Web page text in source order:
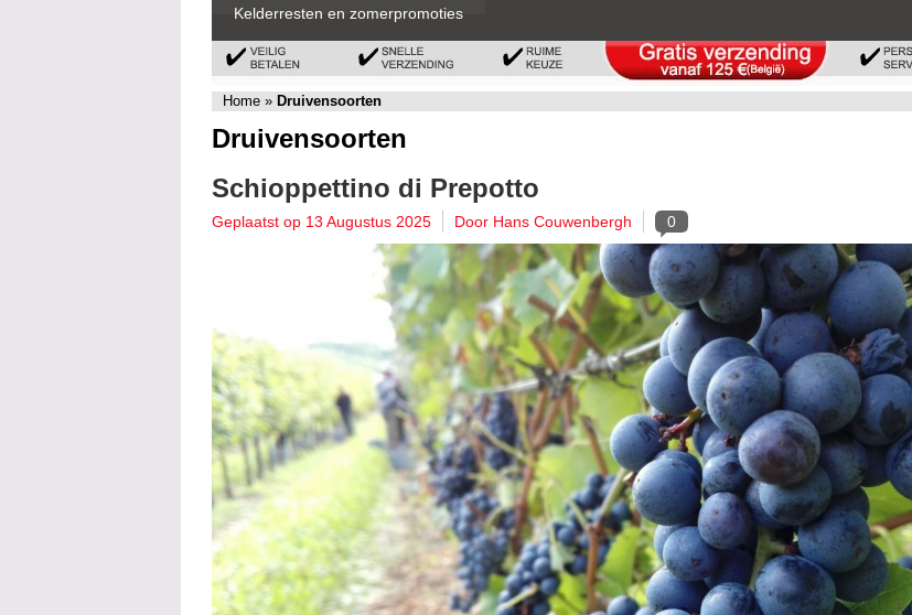
Kelderresten en zomerpromoties
Home » Druivensoorten
Druivensoorten
Schioppettino di Prepotto
Geplaatst op 13 Augustus 2025 Door Hans Couwenbergh 0